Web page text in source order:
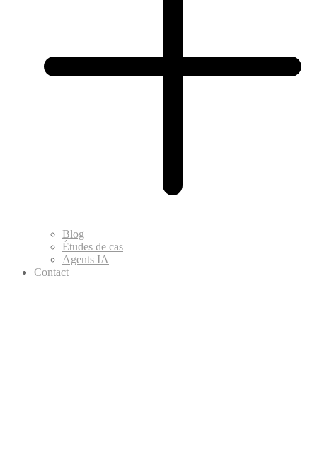
Blog
Études de cas
Agents IA
Contact